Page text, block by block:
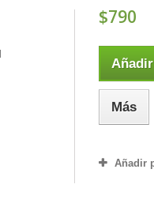
$790
Más
Añadir